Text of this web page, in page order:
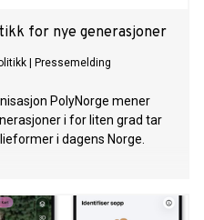
for nye generasjoner
Pressemelding
PolyNorge mener
i for liten grad tar
i dagens Norge.